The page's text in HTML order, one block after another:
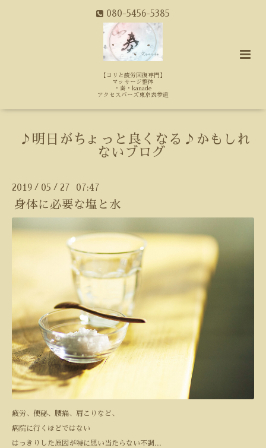
080-5456-5385
【コリと疲労回復専門】
マッサージ整体
・奏・kanade
アクセスバーズ東京表参道
♪明日がちょっと良くなる♪かもしれ
ないブログ
2019 / 05 / 27 07:47
身体に必要な塩と水
疲労、便秘、腰痛、肩こりなど、
病院に行くほどではない
はっきりした原因が特に思い当たらない不調 ...